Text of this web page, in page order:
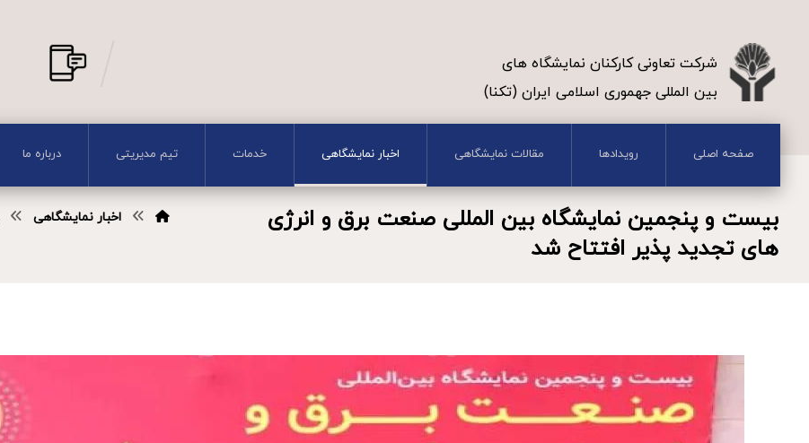
شرکت تعاونی کارکنان نمایشگاه های
بین المللی جهموری اسلامی ایران (تکنا)
صفحه اصلی رویدادها مقالات نمایشگاهی اخبار نمایشگاهی خدمات تیم مدیریتی درباره ما
بیست و پنجمین نمایشگاه بین المللی صنعت برق و انرژی
های تجدید پذیر افتتاح شد
اخبار نمایشگاهی